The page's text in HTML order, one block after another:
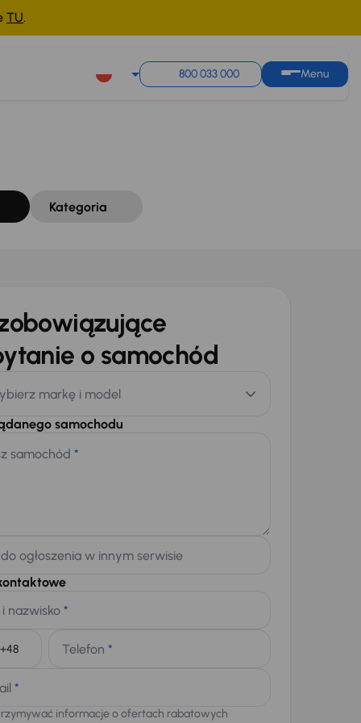
TU.
800 033 000 Menu
Kategoria
o samochód
markę i model
samochodu
samochód *
ogłoszenia w innym serwisie
nazwisko *
Telefon *
*
informacje o ofertach rabatowych